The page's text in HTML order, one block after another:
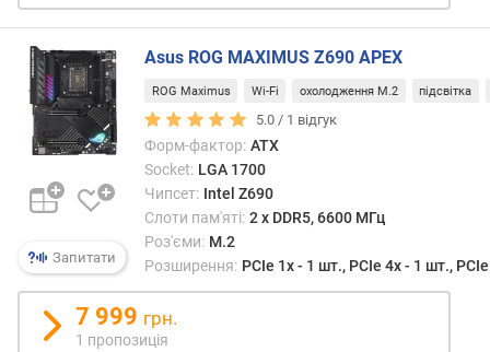
й
о
б
'
є
м
п
м
'
я
т
і
Запитати
Asus ROG MAXIMUS Z690 APEX
ROG Maximus Wi-Fi охолодження M.2 підсвітка
5.0 / 1 відгук
Форм-фактор: ATX
Socket: LGA 1700
Чипсет: Intel Z690
Слоти пам'яті: 2 х DDR5, 6600 МГц
Роз'єми: M.2
Розширення: PCIe 1x - 1 шт., PCIe 4x - 1 шт.,
7 999 грн.
1 пропозиція